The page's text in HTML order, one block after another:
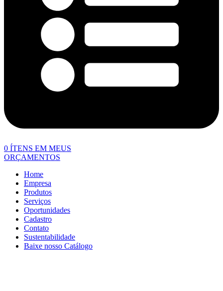
0 ÍTENS EM MEUS
ORÇAMENTOS
Home
Empresa
Produtos
Serviços
Oportunidades
Cadastro
Contato
Sustentabilidade
Baixe nosso Catálogo